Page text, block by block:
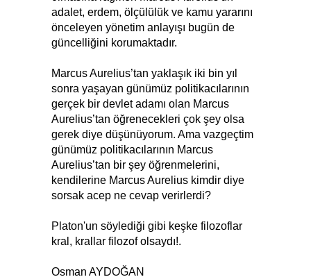
adalet, erdem, ölçülülük ve kamu yararını
önceleyen yönetim anlayışı bugün de
güncelliğini korumaktadır.
Marcus Aurelius’tan yaklaşık iki bin yıl
sonra yaşayan günümüz politikacılarının
gerçek bir devlet adamı olan Marcus
Aurelius’tan öğrenecekleri çok şey olsa
gerek diye düşünüyorum. Ama vazgeçtim
günümüz politikacılarının Marcus
Aurelius’tan bir şey öğrenmelerini,
kendilerine Marcus Aurelius kimdir diye
sorsak acep ne cevap verirlerdi?
Platon'un söylediği gibi keşke filozoflar
kral, krallar filozof olsaydı!.
Osman AYDOĞAN